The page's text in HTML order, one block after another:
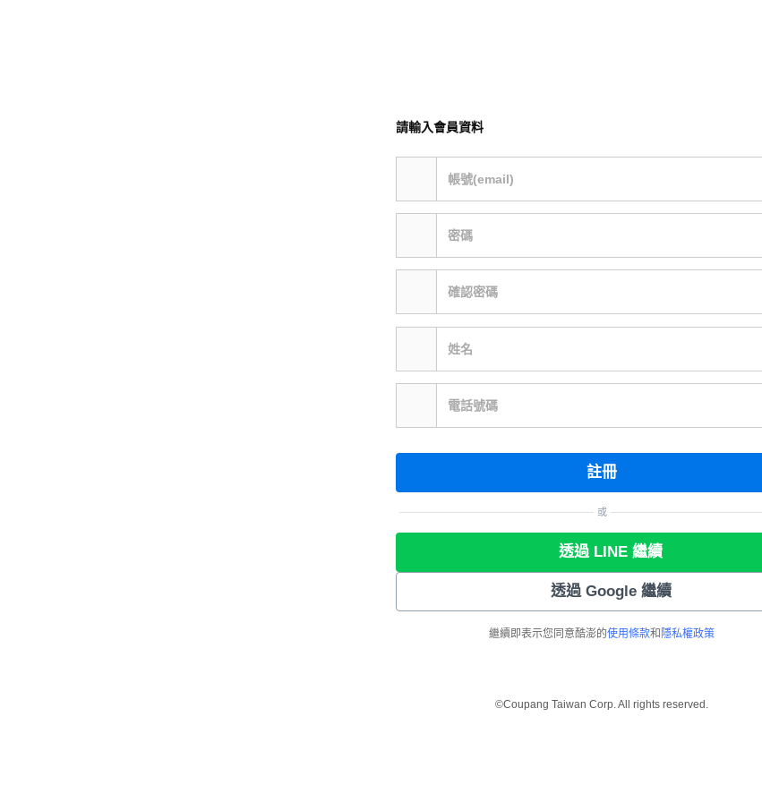
請輸入會員資料
帳號(email)
密碼
確認密碼
姓名
電話號碼
註冊
或
透過 LINE 繼續
透過 Google 繼續
繼續即表示您同意酷澎的使用條款和 隱私權政策
©Coupang Taiwan Corp. All rights reserved.